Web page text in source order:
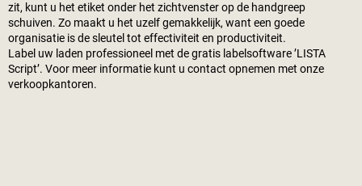
zit, kunt u het etiket onder het zichtvenster op de handgreep
schuiven. Zo maakt u het uzelf gemakkelijk, want een goede
organisatie is de sleutel tot effectiviteit en productiviteit.
Label uw laden professioneel met de gratis labelsoftware ’LISTA
Script’. Voor meer informatie kunt u contact opnemen met onze
verkoopkantoren.